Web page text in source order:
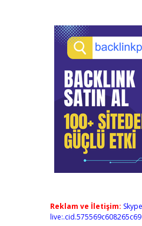
Reklam ve İletişim:
live:.cid.575569c608265c69